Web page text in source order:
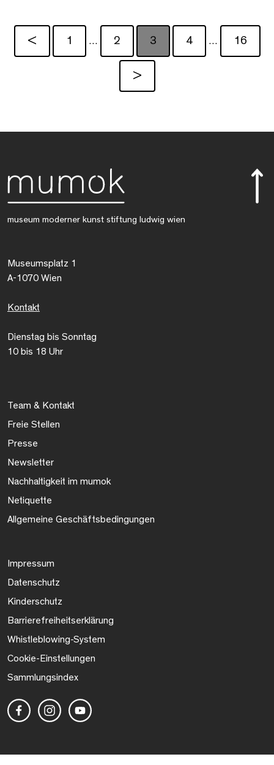
< 1 … 2 3 4 … 16
>
museum moderner kunst stiftung ludwig wien
Museumsplatz 1
A-1070 Wien
Kontakt
Dienstag bis Sonntag
10 bis 18 Uhr
Team & Kontakt
Freie Stellen
Presse
Newsletter
Nachhaltigkeit im mumok
Netiquette
Allgemeine Geschäftsbedingungen
Impressum
Datenschutz
Kinderschutz
Barrierefreiheitserklärung
Whistleblowing-System
Cookie-Einstellungen
Sammlungsindex